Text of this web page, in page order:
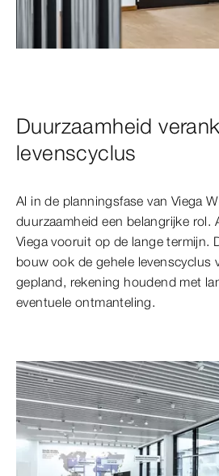
Duurzaamheid
levenscyclus
Al in de planningsfase van Viega
duurzaamheid een belangrijke rol.
Viega vooruit op de lange termijn.
bouw ook de gehele levenscyclus
gepland, rekening houdend met
eventuele ontmanteling.